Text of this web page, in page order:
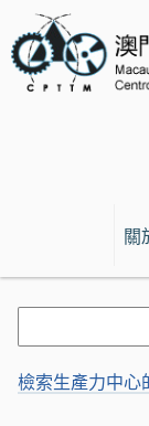
關
檢索生產力中心